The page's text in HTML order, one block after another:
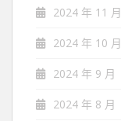
2024 年 11 月
2024 年 10 月
2024 年 9 月
2024 年 8 月